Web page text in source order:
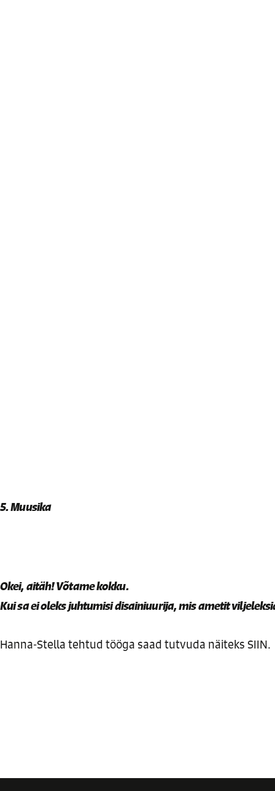
5. Muusika
Okei, aitäh! Võtame kokku.
Kui sa ei oleks juhtumisi disainiuurija, mis ametit
Hanna-Stella tehtud tööga saad tutvuda näiteks SIIN.